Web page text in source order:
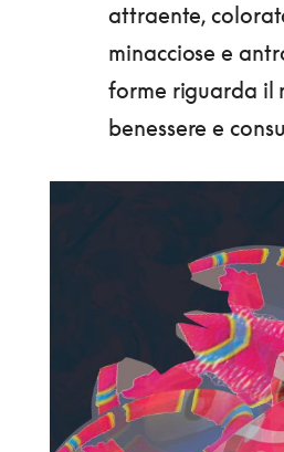
attraente,
minacciose e
forme riguarda il
benessere e